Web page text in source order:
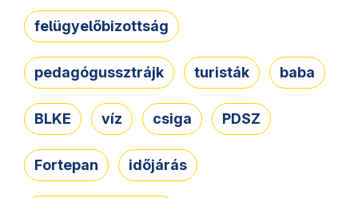
felügyelőbizottság
pedagógussztrájk turisták baba
BLKE víz csiga PDSZ
Fortepan időjárás